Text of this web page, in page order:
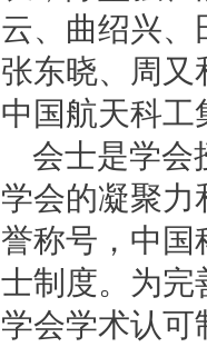
云、曲绍兴、
张东晓、周又
中国航天科工
会士是学会
学会的凝聚力
誉称号，中国
士制度。为完
学会学术认可